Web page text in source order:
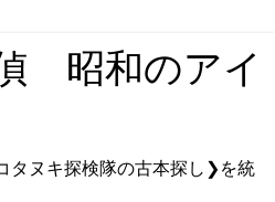
昭和のアイ
ヌキ探検隊の古本探し❯を統